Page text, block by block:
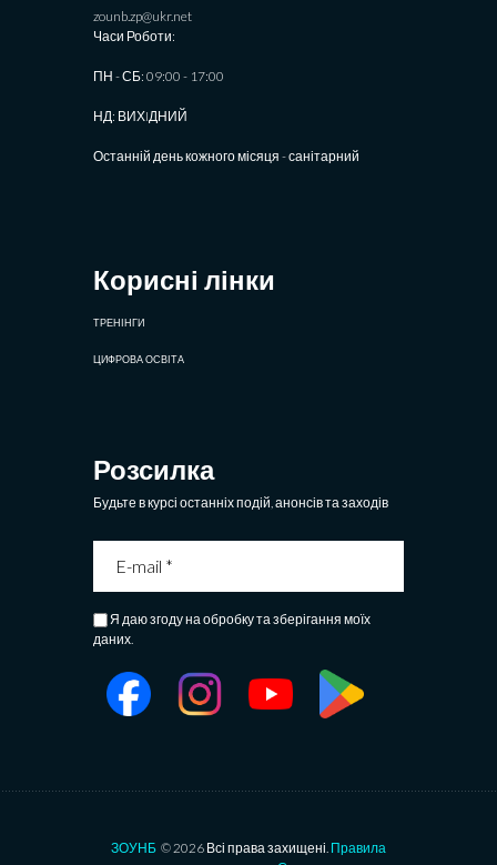
zounb.zp@ukr.net
Часи Роботи:
ПН - СБ: 09:00 - 17:00
НД: ВИХIДНИЙ
Останній день кожного місяця - санітарний
Корисні лінки
ТРЕНІНГИ
ЦИФРОВА ОСВІТА
Розсилка
Будьте в курсі останніх подій, анонсів та заходів
Я даю згоду на обробку та зберігання моїх
даних.
ЗОУНБ © 2026 Всі права захищені. Правила